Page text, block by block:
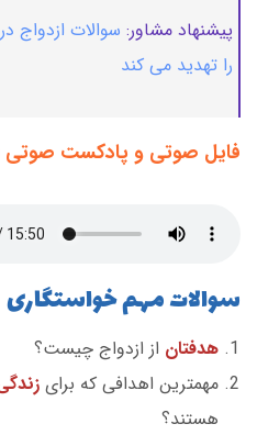
پیشنهاد مشاور: سوالات ازدواج
را تهدید می کند
فایل صوتی و پادکست
سوالات مهم خواستگاری
هدفتان از ازدواج چیست؟
مهمترین اهدافی که برای
هستند؟